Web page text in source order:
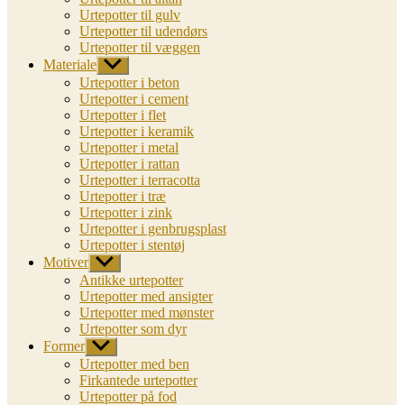
Urtepotter til gulv
Urtepotter til udendørs
Urtepotter til væggen
Materiale Vis
undermenu
Urtepotter i beton
Urtepotter i cement
Urtepotter i flet
Urtepotter i keramik
Urtepotter i metal
Urtepotter i rattan
Urtepotter i terracotta
Urtepotter i træ
Urtepotter i zink
Urtepotter i genbrugsplast
Urtepotter i stentøj
Motiver Vis
undermenu
Antikke urtepotter
Urtepotter med ansigter
Urtepotter med mønster
Urtepotter som dyr
Former Vis
undermenu
Urtepotter med ben
Firkantede urtepotter
Urtepotter på fod